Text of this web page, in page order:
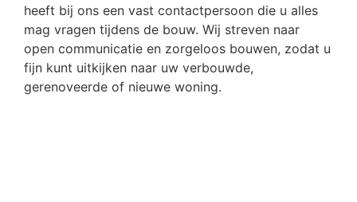
heeft bij ons een vast contactpersoon die u alles
mag vragen tijdens de bouw. Wij streven naar
open communicatie en zorgeloos bouwen, zodat u
fijn kunt uitkijken naar uw verbouwde,
gerenoveerde of nieuwe woning.